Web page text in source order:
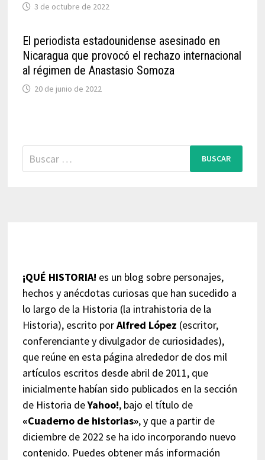
3 de octubre de 2022
El periodista estadounidense asesinado en
Nicaragua que provocó el rechazo internacional
al régimen de Anastasio Somoza
20 de junio de 2022
Buscar:
¡QUÉ HISTORIA! es un blog sobre personajes,
hechos y anécdotas curiosas que han sucedido a
lo largo de la Historia (la intrahistoria de la
Historia), escrito porAlfred López (escritor,
conferenciante y divulgador de curiosidades),
que reúne en esta página alrededor de dos mil
artículos escritos desde abril de 2011, que
inicialmente habían sido publicados en la sección
de Historia deYahoo!, bajo el título de
«Cuaderno de historias», y que a partir de
diciembre de 2022 se ha ido incorporando nuevo
contenido. Puedes obtener más información